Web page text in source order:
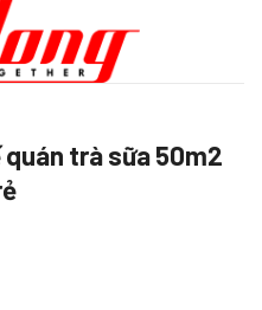
quán trà sữa 50m2